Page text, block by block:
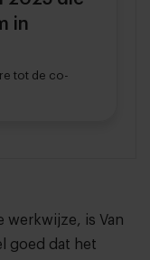
in
tot de co-
werkwijze, is Van
goed dat het